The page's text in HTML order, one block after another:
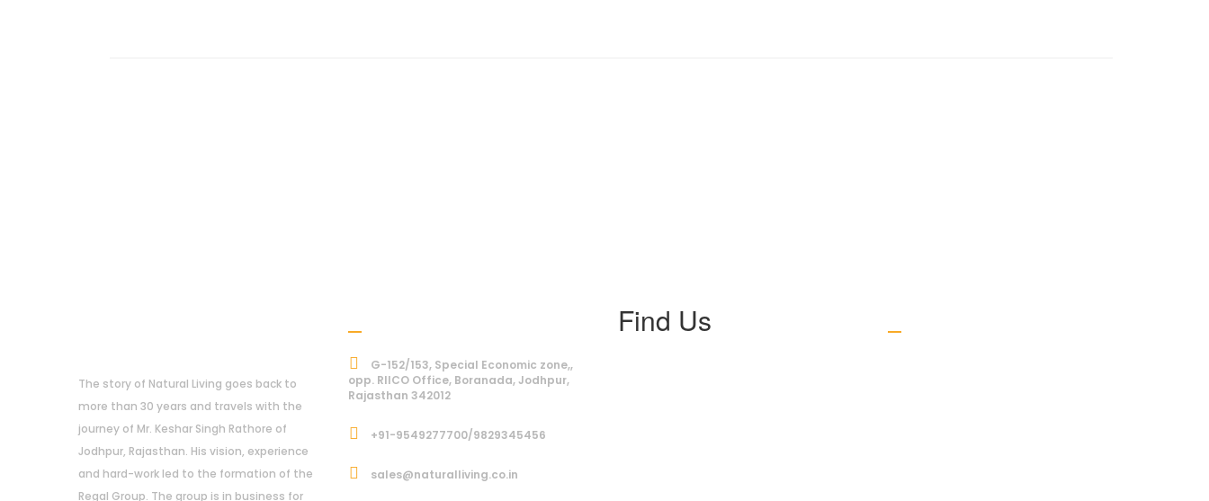
The story of Natural Living goes back to
more than 30 years and travels with the
journey of Mr. Keshar Singh Rathore of
Jodhpur, Rajasthan. His vision, experience
and hard-work led to the formation of the
Regal Group. The group is in business for
G-152/153, Special Economic zone,,
opp. RIICO Office, Boranada, Jodhpur,
Rajasthan 342012
+91-9549277700/9829345456
sales@naturalliving.co.in
Find Us